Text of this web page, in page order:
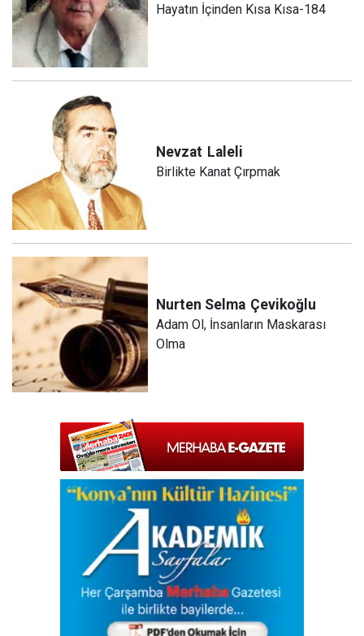
Hayatın İçinden Kısa Kısa-184
Nevzat Laleli
Birlikte Kanat Çırpmak
Nurten Selma Çevikoğlu
Adam Ol, İnsanların Maskarası
Olma